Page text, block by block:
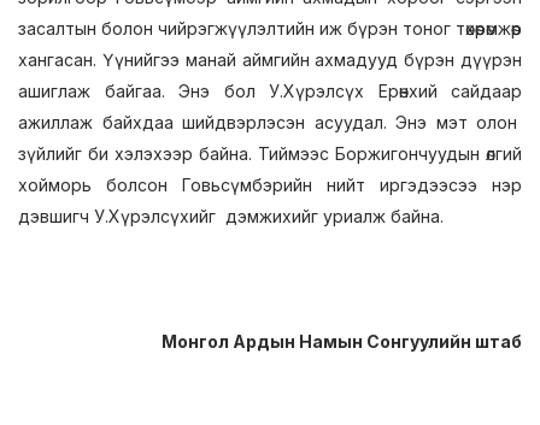
засалтын болон чийрэгжүүлэлтийн иж бүрэн тоног төхөөрөмжөөр
хангасан. Үүнийгээ манай аймгийн ахмадууд бүрэн дүүрэн
ашиглаж байгаа. Энэ бол У.Хүрэлсүх Ерөнхий сайдаар
ажиллаж байхдаа шийдвэрлэсэн асуудал. Энэ мэт олон
зүйлийг би хэлэхээр байна. Тиймээс Боржигончуудын өлгий
хойморь болсон Говьсүмбэрийн нийт иргэдээсээ нэр
дэвшигч У.Хүрэлсүхийг дэмжихийг уриалж байна.
Монгол Ардын Намын Сонгуулийн штаб